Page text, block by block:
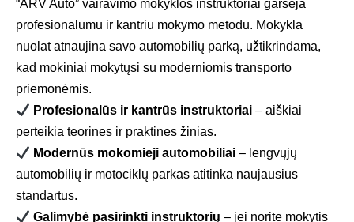
“ARV Auto” vairavimo mokyklos instruktoriai garsėja
profesionalumu ir kantriu mokymo metodu. Mokykla
nuolat atnaujina savo automobilių parką, užtikrindama,
kad mokiniai mokytųsi su moderniomis transporto
priemonėmis.
Profesionalūs ir kantrūs instruktoriai – aiškiai
perteikia teorines ir praktines žinias.
Modernūs mokomieji automobiliai – lengvųjų
automobilių ir motociklų parkas atitinka naujausius
standartus.
Galimybė pasirinkti instruktorių – jei norite mokytis